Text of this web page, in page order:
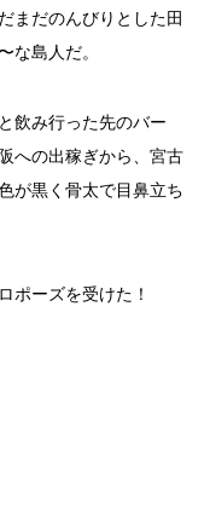
まだのんびりとした田
な島人だ。
飲み行った先のバー
への出稼ぎから、宮古
が黒く骨太で目鼻立ち
ポーズを受けた！